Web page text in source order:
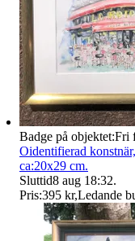
Badge på objektet:Fri
Oidentifierad
ca:20x29 cm.
Sluttid8 aug 18:32.
Pris:395 kr,Ledande